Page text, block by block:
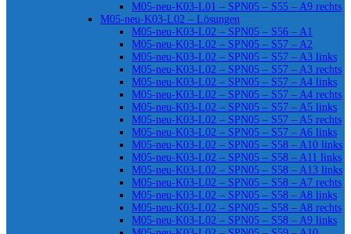
M05-neu-K03-L01 – SPN05 – S55 – A9 rechts
M05-neu-K03-L02 – Lösungen
M05-neu-K03-L02 – SPN05 – S56 – A1
M05-neu-K03-L02 – SPN05 – S57 – A2
M05-neu-K03-L02 – SPN05 – S57 – A3 links
M05-neu-K03-L02 – SPN05 – S57 – A3 rechts
M05-neu-K03-L02 – SPN05 – S57 – A4 links
M05-neu-K03-L02 – SPN05 – S57 – A4 rechts
M05-neu-K03-L02 – SPN05 – S57 – A5 links
M05-neu-K03-L02 – SPN05 – S57 – A5 rechts
M05-neu-K03-L02 – SPN05 – S57 – A6 links
M05-neu-K03-L02 – SPN05 – S58 – A10 links
M05-neu-K03-L02 – SPN05 – S58 – A11 links
M05-neu-K03-L02 – SPN05 – S58 – A13 links
M05-neu-K03-L02 – SPN05 – S58 – A7 rechts
M05-neu-K03-L02 – SPN05 – S58 – A8 links
M05-neu-K03-L02 – SPN05 – S58 – A8 rechts
M05-neu-K03-L02 – SPN05 – S58 – A9 links